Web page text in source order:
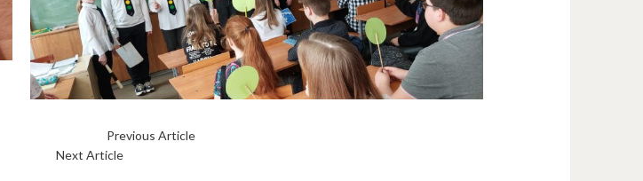
Previous Article
Next ArticleВнедряем безопасный труд дома